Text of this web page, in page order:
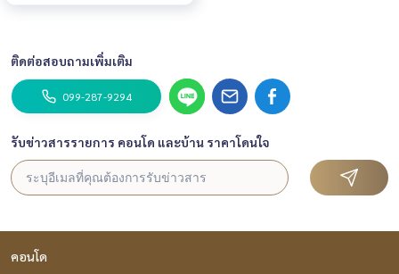
ติดต่อสอบถามเพิ่มเติม
099-287-9294
รับข่าวสารรายการ คอนโด และบ้าน ราคาโดนใจ
คอนโด